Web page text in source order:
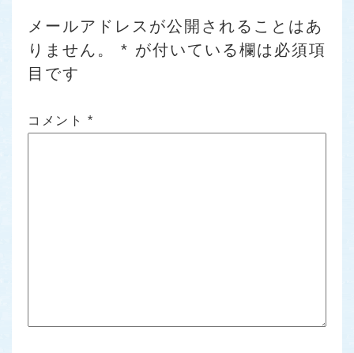
メールアドレスが公開されることはあ
りません。
* が付いている欄は必須項
目です
コメント *